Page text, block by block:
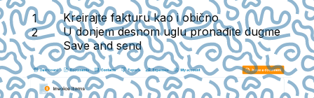
Kreirajte fakturu kao i obično
U donjem desnom uglu pronađite dugme
Save and send